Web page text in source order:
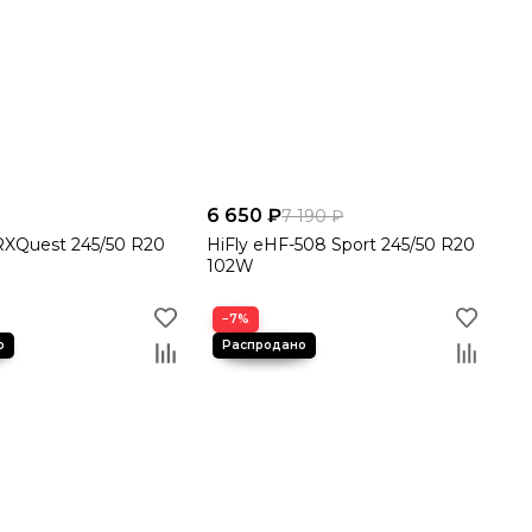
245/50 R20
6 650 ₽7 190 ₽
HiFly eHF-508 Sport 245/50 R20
102W
−7%